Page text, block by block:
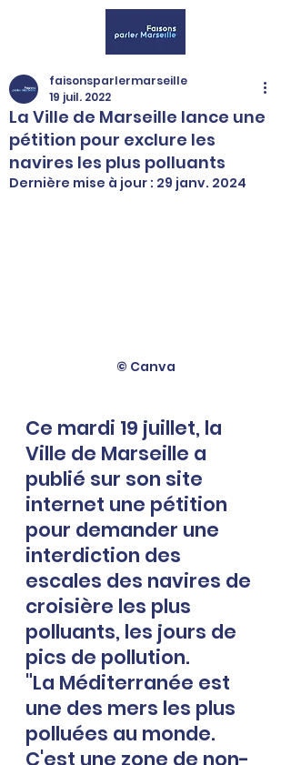
La Ville de Marseille lance une
pétition pour exclure les
navires les plus polluants
faisonsparlermarseille
19 juil. 2022
Dernière mise à jour : 29 janv. 2024
© Canva
Ce mardi 19 juillet, la
Ville de Marseille a
publié sur son site
internet une pétition
pour demander une
interdiction des
escales des navires de
croisière les plus
polluants, les jours de
pics de pollution.
"La Méditerranée est
une des mers les plus
polluées au monde.
C'est une zone de non-